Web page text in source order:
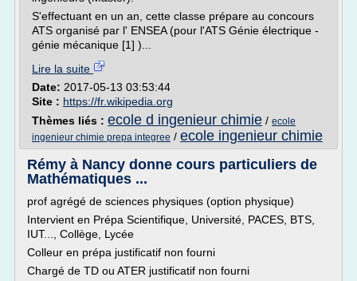
S'effectuant en un an, cette classe prépare au concours
ATS organisé par l' ENSEA (pour l'ATS Génie électrique -
génie mécanique [1] )...
Lire la suite
Date: 2017-05-13 03:53:44
Site : https://fr.wikipedia.org
Thèmes liés : ecole d ingenieur chimie / ecole
ingenieur chimie prepa integree / ecole ingenieur chimie
Rémy à Nancy donne cours particuliers de
Mathématiques ...
prof agrégé de sciences physiques (option physique)
Intervient en Prépa Scientifique, Université, PACES, BTS,
IUT..., Collège, Lycée
Colleur en prépa justificatif non fourni
Chargé de TD ou ATER justificatif non fourni